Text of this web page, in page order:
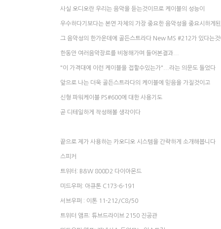
사실 오디오란 우리는 음악을 듣는것이므로 케이블의 성능이
우수하다기보다는 본연 자체의 가장 중요한 음악성을 중요시하게
그 음악성의 한가운데에 골든스트라다 New MS #212가 있다는것
한동안 여러음악장르를 비청해가며 들어본결과...
"이 가격대에 이런 케이블을 접할수있는가"...라는 의문도 들었다
앞으로 나는 더욱 골든스트라다의 케이블에 믿음을 가질것이고
신형 파워케이블 PS#600에 대한 사용기도
곧 디테일하게 작성해볼 생각이다
끝으로 제가 사용하는 카오디오 시스템을 간략하게 소개해봅니다
스피커
트위터: B&W 800D2 다이아몬드
미드우퍼: 아큐톤 C173-6-191
서브우퍼 : 이톤 11-212/C8/50
트위터 앰프: 튜브드라이브 2150 진공관